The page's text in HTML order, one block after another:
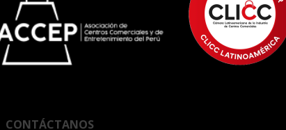
CONTÁCTANOS